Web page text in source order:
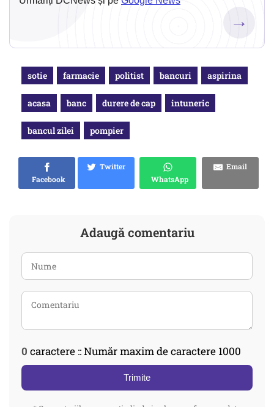
→
sotie farmacie politist bancuri aspirina
acasa banc durere de cap intuneric
bancul zilei pompier
Facebook
Twitter
WhatsApp
Email
Adaugă comentariu
0 caractere :: Număr maxim de caractere 1000
Trimite